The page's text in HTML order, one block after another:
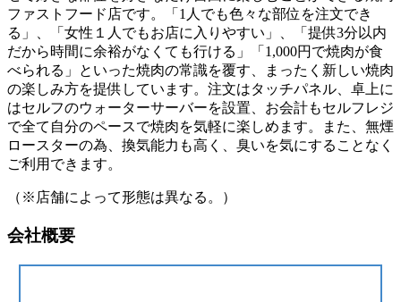
ファストフード店です。「1⼈でも⾊々な部位を注⽂でき
る」、「⼥性１⼈でもお店に⼊りやすい」、「提供3分以内
だから時間に余裕がなくても⾏ける」「1,000円で焼⾁が⾷
べられる」といった焼⾁の常識を覆す、まったく新しい焼⾁
の楽しみ⽅を提供しています。注⽂はタッチパネル、卓上に
はセルフのウォーターサーバーを設置、お会計もセルフレジ
で全て⾃分のペースで焼⾁を気軽に楽しめます。また、無煙
ロースターの為、換気能⼒も⾼く、臭いを気にすることなく
ご利⽤できます。
（※店舗によって形態は異なる。）
会社概要